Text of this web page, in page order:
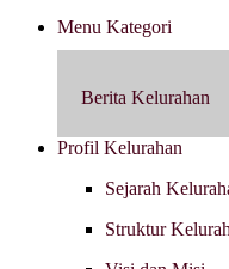
Menu Kategori
Berita Kelurahan
Profil Kelurahan
Sejarah
Struktur